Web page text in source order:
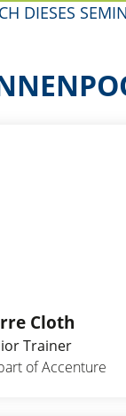
DIESES
Cloth
Trainer
of Accenture